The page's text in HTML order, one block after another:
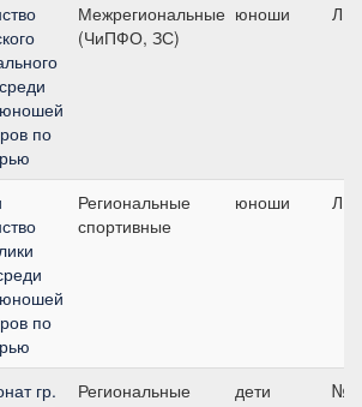
по
Межрегиональные
(ЧиПФО, ЗС)
юноши
по
Региональные
спортивные
юноши
гр.
Региональные
дети